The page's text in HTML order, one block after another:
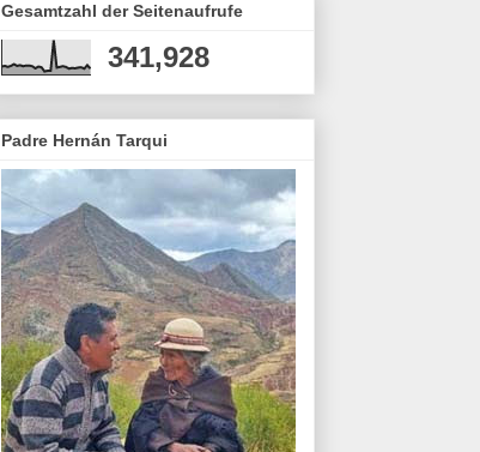
Gesamtzahl der Seitenaufrufe
341,928
Padre Hernán Tarqui